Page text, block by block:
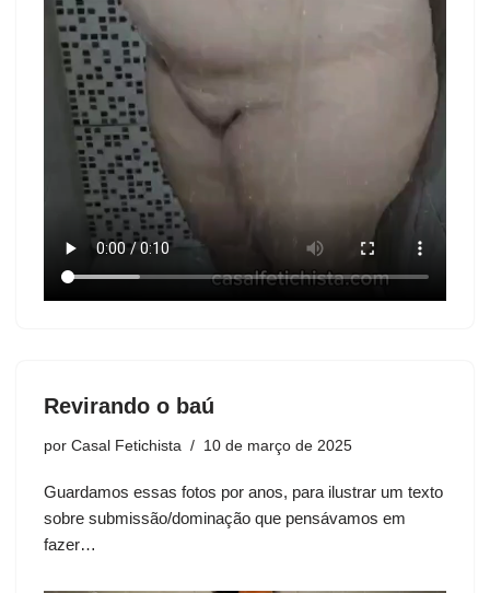
Revirando o baú
por Casal Fetichista 10 de março de 2025
Guardamos essas fotos por anos, para ilustrar um texto
sobre submissão/dominação que pensávamos em
fazer…